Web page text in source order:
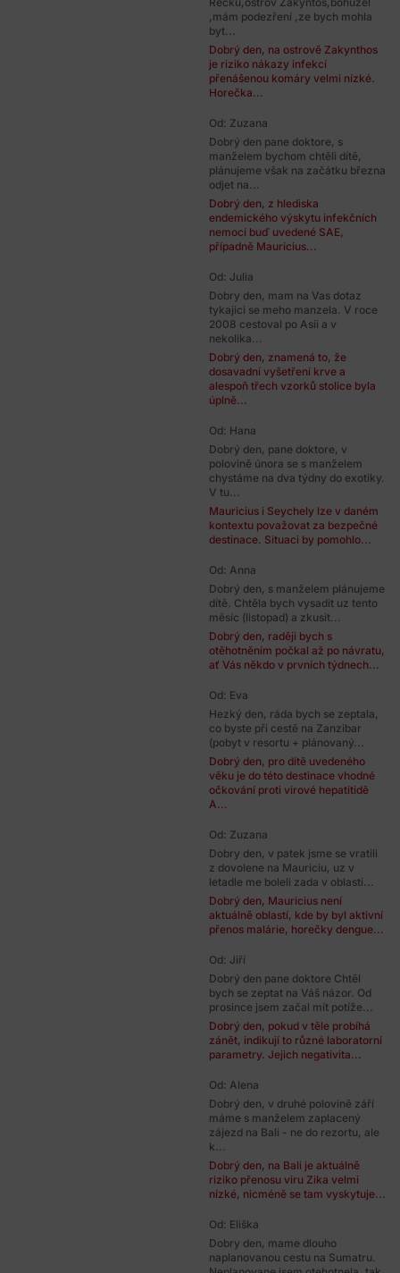
,mám podezření ,ze bych mohla
byt...
Dobrý den, na ostrově Zakynthos
je riziko nákazy infekcí
přenášenou komáry velmi nízké.
Horečka...
Od: Zuzana
Dobrý den pane doktore, s
manželem bychom chtěli dítě,
plánujeme však na začátku března
odjet na...
Dobrý den, z hlediska
endemického výskytu infekčních
nemocí buď uvedené SAE,
případně Mauricius...
Od: Julia
Dobry den, mam na Vas dotaz
tykajici se meho manzela. V roce
2008 cestoval po Asii a v
nekolika...
Dobrý den, znamená to, že
dosavadní vyšetření krve a
alespoň třech vzorků stolice byla
úplně...
Od: Hana
Dobrý den, pane doktore, v
polovině února se s manželem
chystáme na dva týdny do exotiky.
V tu...
Mauricius i Seychely lze v daném
kontextu považovat za bezpečné
destinace. Situaci by pomohlo...
Od: Anna
Dobrý den, s manželem plánujeme
dítě. Chtěla bych vysadit uz tento
měsíc (listopad) a zkusit...
Dobrý den, raději bych s
otěhotněním počkal až po návratu,
ať Vás někdo v prvních týdnech...
Od: Eva
Hezký den, ráda bych se zeptala,
co byste při cestě na Zanzibar
(pobyt v resortu + plánovaný...
Dobrý den, pro dítě uvedeného
věku je do této destinace vhodné
očkování proti virové hepatitidě
A...
Od: Zuzana
Dobry den, v patek jsme se vratili
z dovolene na Mauriciu, uz v
letadle me boleli zada v oblasti...
Dobrý den, Mauricius není
aktuálně oblastí, kde by byl aktivní
přenos malárie, horečky dengue...
Od: Jiří
Dobrý den pane doktore Chtěl
bych se zeptat na Váš názor. Od
prosince jsem začal mít potíže...
Dobrý den, pokud v těle probíhá
zánět, indikují to různé laboratorní
parametry. Jejich negativita...
Od: Alena
Dobrý den, v druhé polovině září
máme s manželem zaplacený
zájezd na Bali - ne do rezortu, ale
k...
Dobrý den, na Bali je aktuálně
riziko přenosu viru Zika velmi
nízké, nicméně se tam vyskytuje...
Od: Eliška
Dobry den, mame dlouho
naplanovanou cestu na Sumatru.